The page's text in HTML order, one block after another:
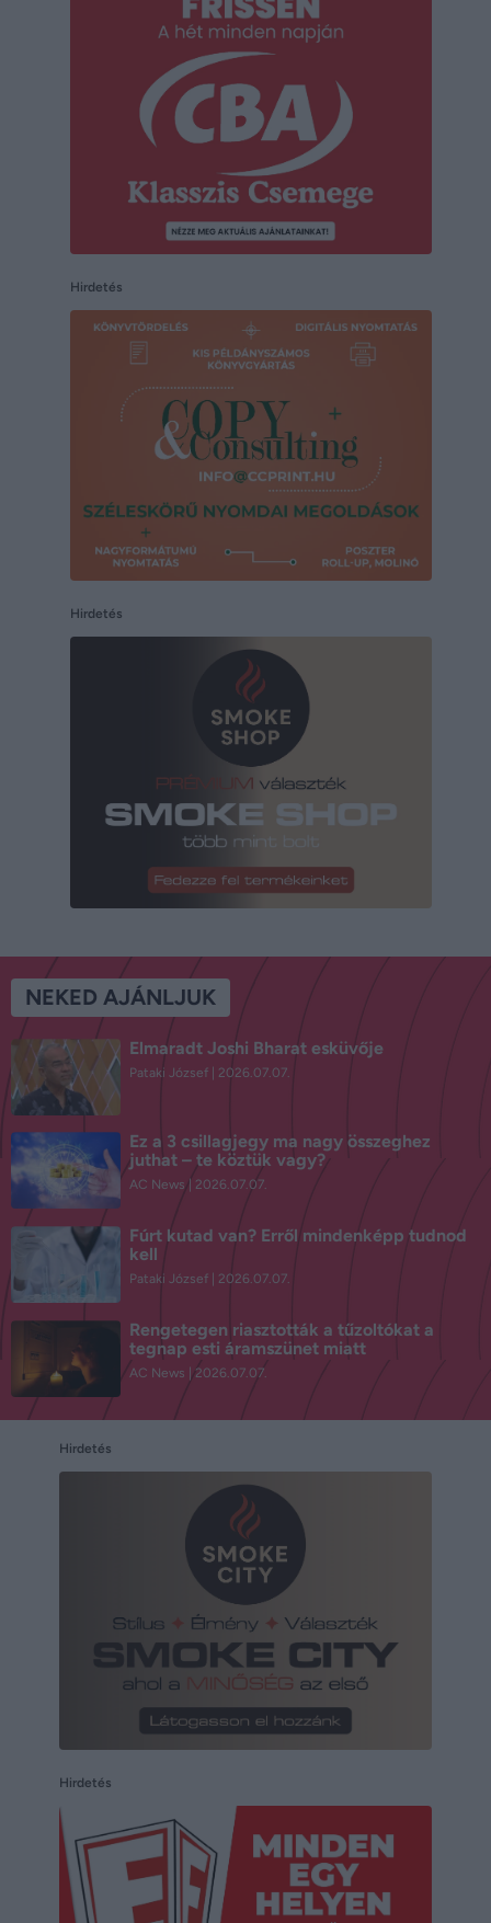
Hirdetés
Hirdetés
NEKED AJÁNLJUK
Elmaradt Joshi Bharat esküvője
Pataki József 2026.07.07.
Ez a 3 csillagjegy ma nagy összeghez
juthat – te köztük vagy?
AC News 2026.07.07.
Fúrt kutad van? Erről mindenképp tudnod
kell
Pataki József 2026.07.07.
Rengetegen riasztották a tűzoltókat a
tegnap esti áramszünet miatt
AC News 2026.07.07.
Hirdetés
Hirdetés